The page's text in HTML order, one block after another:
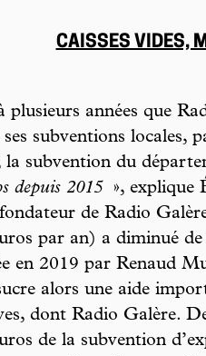
CAISSES VIDES,
plusieurs années que
ses subventions locales,
la subvention du
depuis 2015 », explique
de Radio
par an) a diminué
en 2019 par Renaud
alors une aide
dont Radio Galère.
de la subvention